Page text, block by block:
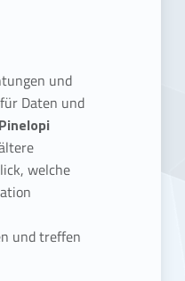
und
für Daten und
Pinelopi
welche
und treffen